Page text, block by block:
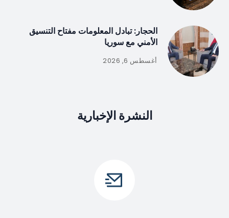
الحجار: تبادل المعلومات مفتاح التنسيق
الأمني مع سوريا
أغسطس 6, 2026
النشرة الإخبارية